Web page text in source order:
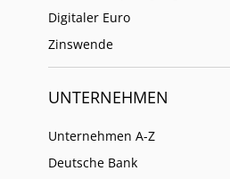
Digitaler Euro
Zinswende
UNTERNEHMEN
Unternehmen A-Z
Deutsche Bank